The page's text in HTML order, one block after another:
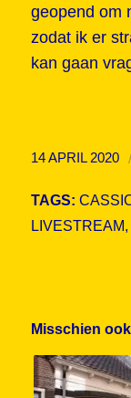
geopend om
zodat ik er
kan gaan
14 APRIL 2020 /
TAGS:
LIVESTREAM,
Misschien